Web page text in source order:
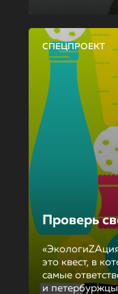
СПЕЦПРОЕКТ
Проверь
это квест, в
самые
и